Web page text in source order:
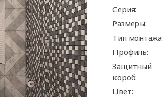
Панорамные ворота
Автоматика для
гаражных ворот
для
для
Роллетные решетки
Перегрузочные
площадки
Серия:
Размеры:
Тип монтажа:
Профиль:
Защитный
короб:
Цвет: